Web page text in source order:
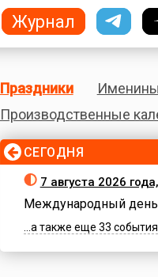
Праздники Именины
Производственные
СЕГОДНЯ
7 августа 2026
Международный
...а также еще 33 события
Журнал